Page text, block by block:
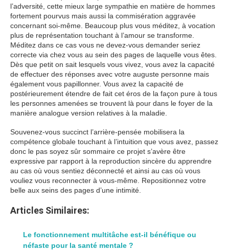
l’adversité, cette mieux large sympathie en matière de hommes
fortement pourvus mais aussi la commisération aggravée
concernant soi-même. Beaucoup plus vous méditez, à vocation
plus de représentation touchant à l’amour se transforme.
Méditez dans ce cas vous ne devez-vous demander seriez
correcte via chez vous au sein des pages de laquelle vous êtes.
Dès que petit on sait lesquels vous vivez, vous avez la capacité
de effectuer des réponses avec votre auguste personne mais
également vous papillonner. Vous avez la capacité de
postérieurement étendre de fait cet éros de la façon pure à tous
les personnes amenées se trouvent là pour dans le foyer de la
manière analogue version relatives à la maladie.
Souvenez-vous succinct l’arrière-pensée mobilisera la
compétence globale touchant à l’intuition que vous avez, passez
donc le pas soyez sûr sommaire ce projet s’avère être
expressive par rapport à la reproduction sincère du apprendre
au cas où vous sentiez déconnecté et ainsi au cas où vous
vouliez vous reconnecter à vous-même. Repositionnez votre
belle aux seins des pages d’une intimité.
Articles Similaires:
Le fonctionnement multitâche est-il bénéfique ou
néfaste pour la santé mentale ?